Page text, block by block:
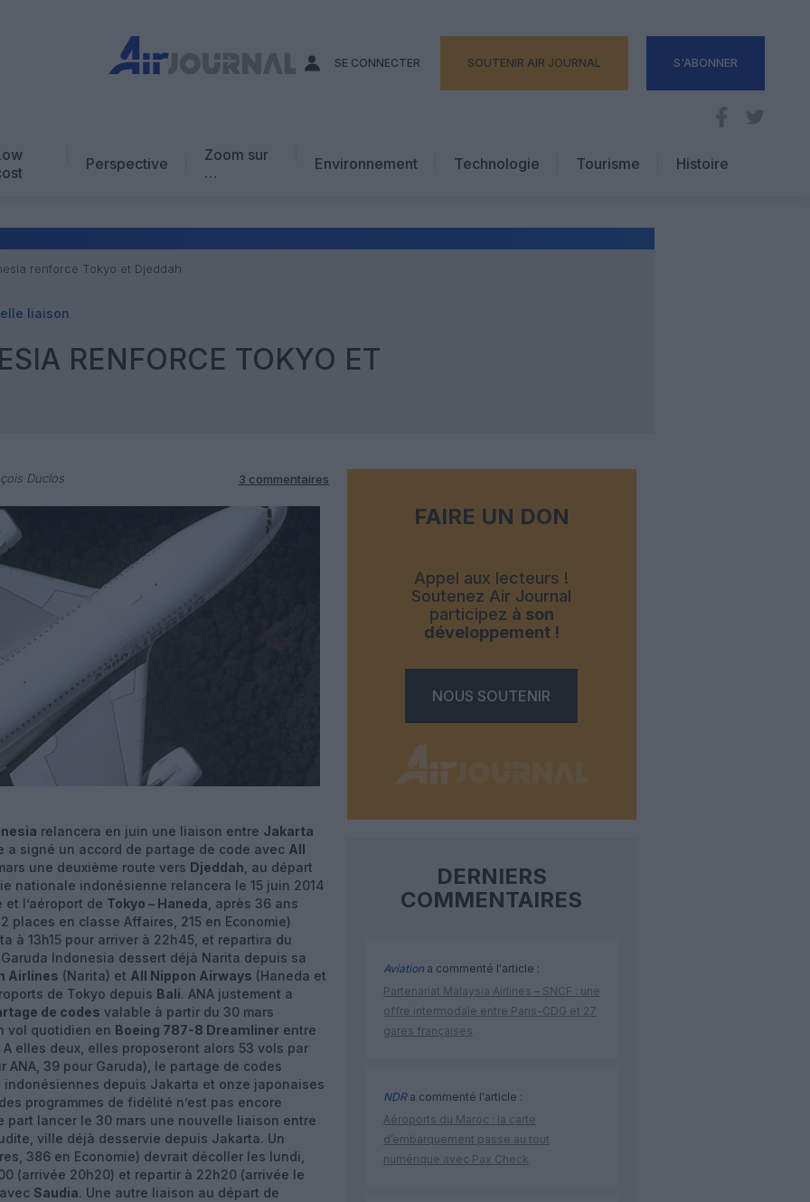
SE CONNECTER SOUTENIR AIR JOURNAL S'ABONNER
Perspective
Zoom sur
…
Environnement Technologie
Tourisme
Hôtellerie
Histoire
renforce Tokyo et Djeddah
liaison
RENFORCE TOKYO ET
Duclos 3 commentaires
relancera en juin une liaison entre Jakarta
a signé un accord de partage de code avec All
une deuxième route vers Djeddah , au départ
nationale indonésienne relancera le 15 juin 2014
l’aéroport de Tokyo – Haneda , après 36 ans
places en classe Affaires, 215 en Economie)
à 13h15 pour arriver à 22h45, et repartira du
Indonesia dessert déjà Narita depuis sa
Airlines (Narita) et All Nippon Airways (Haneda et
de Tokyo depuis Bali. ANA justement a
de codes valable à partir du 30 mars
vol quotidien en Boeing 787-8 Dreamliner entre
elles deux, elles proposeront alors 53 vols par
ANA, 39 pour Garuda), le partage de codes
depuis Jakarta et onze japonaises
programmes de fidélité n’est pas encore
part lancer le 30 mars une nouvelle liaison entre
ville déjà desservie depuis Jakarta. Un
386 en Economie) devrait décoller les lundi,
(arrivée 20h20) et repartir à 22h20 (arrivée le
Saudia. Une autre liaison au départ de
FAIRE UN DON
Appel aux lecteurs !
Soutenez Air Journal
participez à son
développement !
NOUS SOUTENIR
DERNIERS
COMMENTAIRES
Aviation a commenté l'article :
Partenariat Malaysia Airlines – SNCF : une
offre intermodale entre Paris-CDG et 27
gares françaises
NDRa commenté l'article :
Aéroports du Maroc : la carte
d’embarquement passe au tout
numérique avec Pax Check